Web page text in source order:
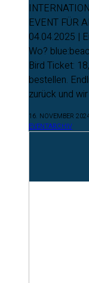
EVENT FÜR
04.04.2025 |
Wo?
Bird Ticket:
bestellen.
zurück und
16. NOVEMBER
EVENTARCHIV